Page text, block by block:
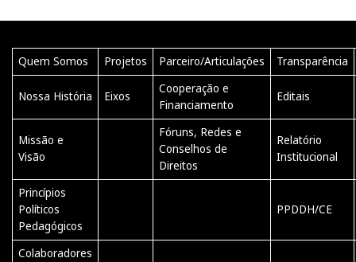
Quem Somos Projetos Parceiro/Articulações Transparência
Nossa História Eixos
Cooperação e
Financiamento
Editais
Missão e
Visão
Fóruns, Redes e
Conselhos de
Direitos
Relatório
Institucional
Princípios
Políticos
Pedagógicos
PPDDH/CE
Colaboradores